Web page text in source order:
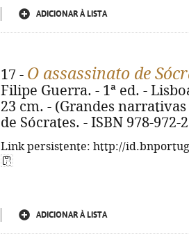
ADICIONAR À LISTA
17 - O assassinato de
Filipe Guerra. - 1ª ed. -
23 cm. - (Grandes
de Sócrates. - ISBN 978-972-
Link persistente: http://
ADICIONAR À LISTA